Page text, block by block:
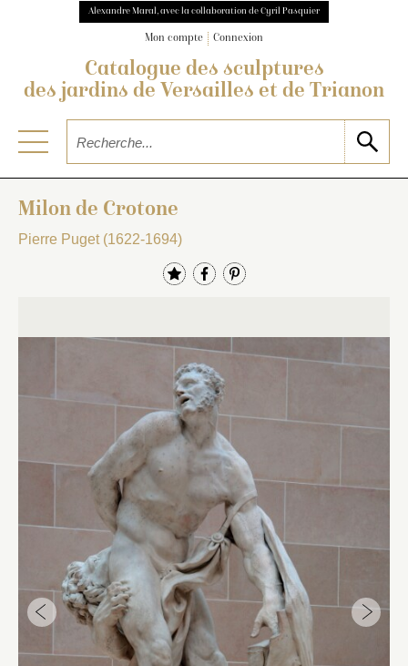
Alexandre Maral, avec la collaboration de Cyril Pasquier
Mon compte Connexion
Catalogue des sculptures
des jardins de Versailles et de Trianon
Milon de Crotone
Pierre Puget (1622-1694)